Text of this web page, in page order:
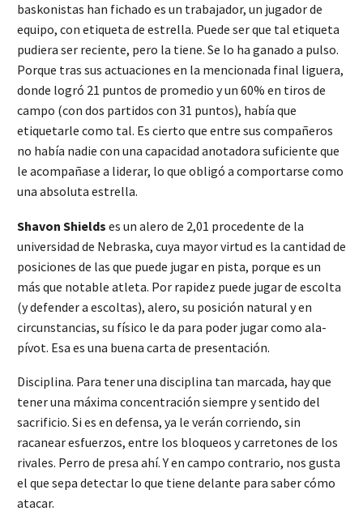
baskonistas han fichado es un trabajador, un jugador de
equipo, con etiqueta de estrella. Puede ser que tal etiqueta
pudiera ser reciente, pero la tiene. Se lo ha ganado a pulso.
Porque tras sus actuaciones en la mencionada final liguera,
donde logró 21 puntos de promedio y un 60% en tiros de
campo (con dos partidos con 31 puntos), había que
etiquetarle como tal. Es cierto que entre sus compañeros
no había nadie con una capacidad anotadora suficiente que
le acompañase a liderar, lo que obligó a comportarse como
una absoluta estrella.
Shavon Shields es un alero de 2,01 procedente de la
universidad de Nebraska, cuya mayor virtud es la cantidad de
posiciones de las que puede jugar en pista, porque es un
más que notable atleta. Por rapidez puede jugar de escolta
(y defender a escoltas), alero, su posición natural y en
circunstancias, su físico le da para poder jugar como ala-
pívot. Esa es una buena carta de presentación.
Disciplina. Para tener una disciplina tan marcada, hay que
tener una máxima concentración siempre y sentido del
sacrificio. Si es en defensa, ya le verán corriendo, sin
racanear esfuerzos, entre los bloqueos y carretones de los
rivales. Perro de presa ahí. Y en campo contrario, nos gusta
el que sepa detectar lo que tiene delante para saber cómo
atacar.